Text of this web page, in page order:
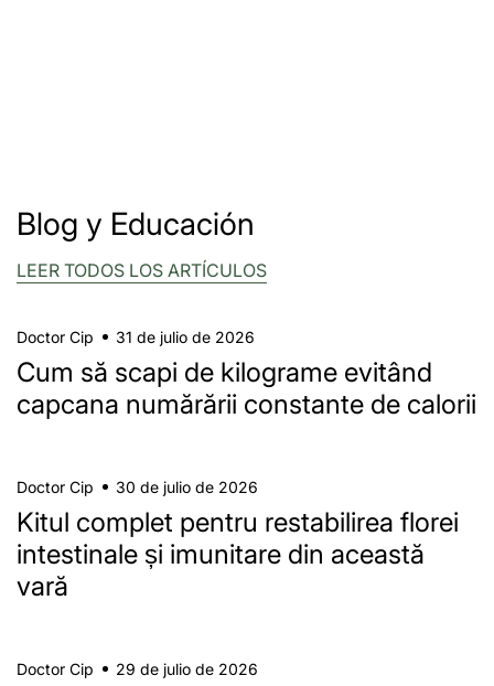
Blog y Educación
LEER TODOS LOS ARTÍCULOS
Doctor Cip 31 de julio de 2026
Cum să scapi de kilograme evitând
capcana numărării constante de calorii
Doctor Cip 30 de julio de 2026
Kitul complet pentru restabilirea florei
intestinale și imunitare din această
vară
Doctor Cip 29 de julio de 2026